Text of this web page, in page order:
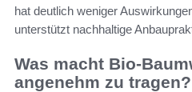
hat deutlich weniger
unterstützt nachhaltige
Was macht Bio-
angenehm zu tragen?